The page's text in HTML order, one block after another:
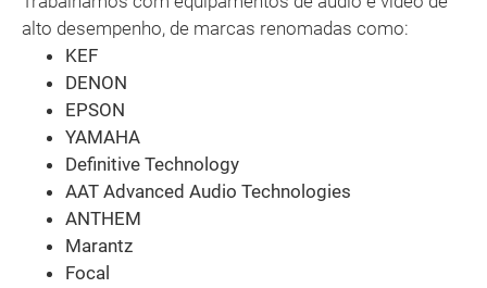
alto desempenho, de marcas renomadas como:
KEF
DENON
EPSON
YAMAHA
Definitive Technology
AAT Advanced Audio Technologies
ANTHEM
Marantz
Focal